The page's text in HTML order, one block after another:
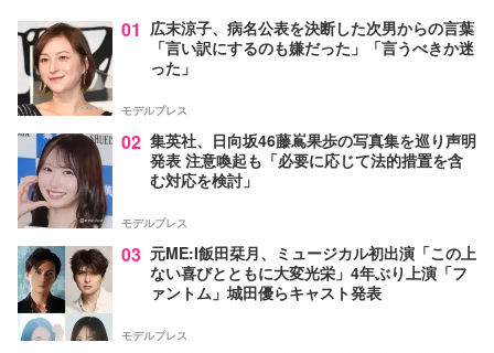
01 広末涼子、病名公表を決断した次男からの言葉
「言い訳にするのも嫌だった」「言うべきか迷
った」
モデルプレス
02 集英社、日向坂46藤嶌果歩の写真集を巡り声明
発表 注意喚起も「必要に応じて法的措置を含
む対応を検討」
モデルプレス
03 元ME:I飯田栞月、ミュージカル初出演「この上
ない喜びとともに大変光栄」4年ぶり上演「フ
ァントム」城田優らキャスト発表
モデルプレス